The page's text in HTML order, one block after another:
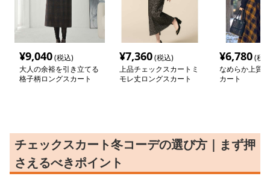
¥9,040(税込)
大人の余裕を引き立てる
格子柄ロングスカート
¥7,360(税込)
上品チェックスカートミ
モレ丈ロングスカート
¥6,780(税
なめらか上質
カート
チェックスカート冬コーデの選び方｜まず押
さえるべきポイント